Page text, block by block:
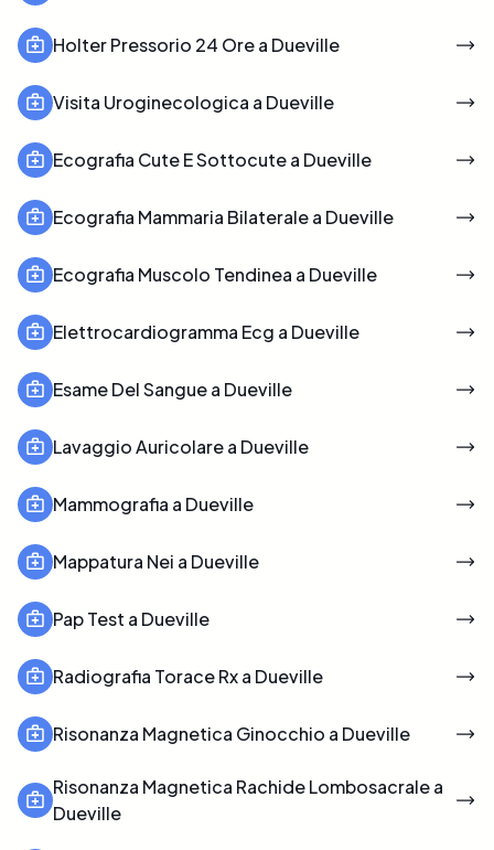
Holter Pressorio 24 Ore a Dueville
Visita Uroginecologica a Dueville
Ecografia Cute E Sottocute a Dueville
Ecografia Mammaria Bilaterale a Dueville
Ecografia Muscolo Tendinea a Dueville
Elettrocardiogramma Ecg a Dueville
Esame Del Sangue a Dueville
Lavaggio Auricolare a Dueville
Mammografia a Dueville
Mappatura Nei a Dueville
Pap Test a Dueville
Radiografia Torace Rx a Dueville
Risonanza Magnetica Ginocchio a Dueville
Risonanza Magnetica Rachide Lombosacrale a
Dueville